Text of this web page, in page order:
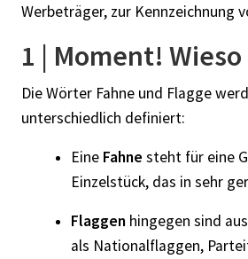
Werbeträger, zur Kennzeichnung
1 | Moment!
Die Wörter Fahne und Flagge
unterschiedlich definiert:
Eine Fahne steht für eine
Einzelstück, das in sehr
Flaggen hingegen sind
als Nationalflaggen,